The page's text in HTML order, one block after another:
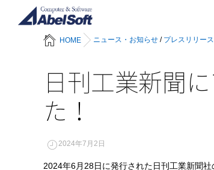
HOME ニュース・お知らせ / プレスリリース
日刊工業新聞
た！
2024年7月2日
2024年6月28日に発行された日刊工業新聞